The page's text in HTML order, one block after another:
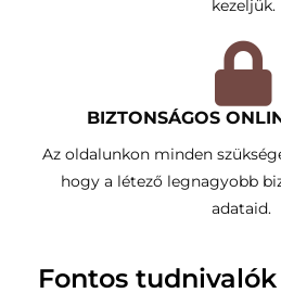
kezeljük.
BIZTONSÁGOS
Az oldalunkon minden
hogy a létező legnagyobb
adataid.
Fontos